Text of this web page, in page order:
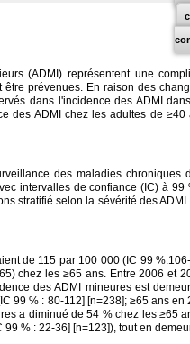
(ADMI) représentent une
prévenues. En raison des
dans l'incidence des ADMI
des ADMI chez les adultes de
des maladies
intervalles de confiance (IC) à
stratifié selon la sévérité des
de 115 par 100 000 (IC 99
chez les ≥65 ans. Entre 2006 et
des ADMI mineures est
99 % : 80-112] [n=238]; ≥65 ans
a diminué de 54 % chez les ≥65
% : 22-36] [n=123]), tout en